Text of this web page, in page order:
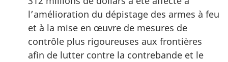
l’amélioration du dépistage des armes à feu
et à la mise en œuvre de mesures de
contrôle plus rigoureuses aux frontières
afin de lutter contre la contrebande et le